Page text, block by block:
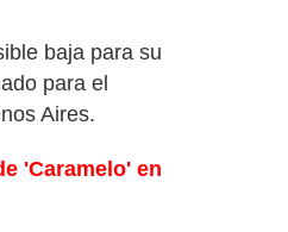
baja para su
para el
Aires.
'Caramelo' en